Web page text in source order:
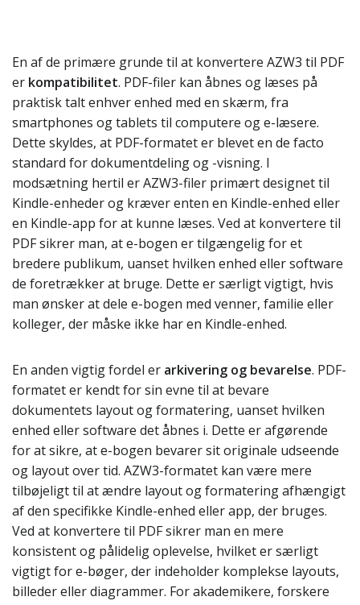
En af de primære grunde til at konvertere AZW3 til PDF
er kompatibilitet. PDF-filer kan åbnes og læses på
praktisk talt enhver enhed med en skærm, fra
smartphones og tablets til computere og e-læsere.
Dette skyldes, at PDF-formatet er blevet en de facto
standard for dokumentdeling og -visning. I
modsætning hertil er AZW3-filer primært designet til
Kindle-enheder og kræver enten en Kindle-enhed eller
en Kindle-app for at kunne læses. Ved at konvertere til
PDF sikrer man, at e-bogen er tilgængelig for et
bredere publikum, uanset hvilken enhed eller software
de foretrækker at bruge. Dette er særligt vigtigt, hvis
man ønsker at dele e-bogen med venner, familie eller
kolleger, der måske ikke har en Kindle-enhed.
En anden vigtig fordel er arkivering og bevarelse. PDF-
formatet er kendt for sin evne til at bevare
dokumentets layout og formatering, uanset hvilken
enhed eller software det åbnes i. Dette er afgørende
for at sikre, at e-bogen bevarer sit originale udseende
og layout over tid. AZW3-formatet kan være mere
tilbøjeligt til at ændre layout og formatering afhængigt
af den specifikke Kindle-enhed eller app, der bruges.
Ved at konvertere til PDF sikrer man en mere
konsistent og pålidelig oplevelse, hvilket er særligt
vigtigt for e-bøger, der indeholder komplekse layouts,
billeder eller diagrammer. For akademikere, forskere